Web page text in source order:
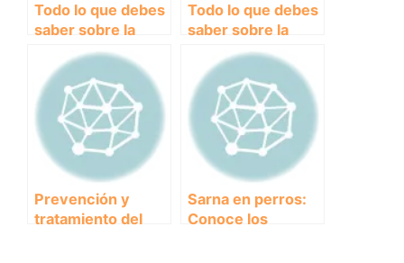
Todo lo que debes
saber sobre la
anemia en perros:
causas, síntomas y
tratamiento
recomendado.
Todo lo que debes
saber sobre la
anemia en perros:
causas, síntomas y
tratamiento
Prevención y
tratamiento del
Sarna en perros:
Conoce los